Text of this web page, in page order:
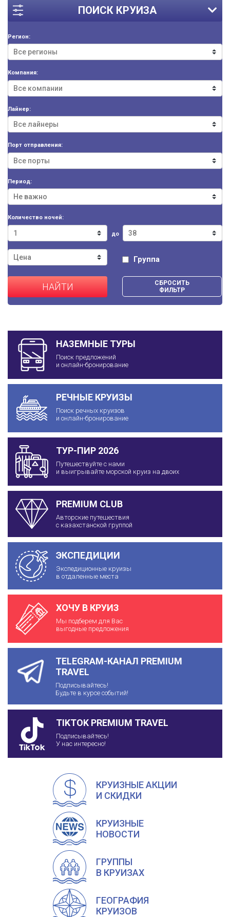
ПОИСК КРУИЗА
Регион:
Компания:
Лайнер:
Порт отправления:
Период:
Количество ночей:
до
Группа
НАЙТИ
СБРОСИТЬ
ФИЛЬТР
НАЗЕМНЫЕ ТУРЫ
Поиск предложений
и онлайн-бронирование
РЕЧНЫЕ КРУИЗЫ
Поиск речных круизов
и онлайн-бронирование
ТУР-ПИР 2026
Путешествуйте с нами
и выигрывайте морской круиз на двоих
PREMIUM CLUB
Авторские путешествия
с казахстанской группой
ЭКСПЕДИЦИИ
Экспедиционные круизы
в отдаленные места
ХОЧУ В КРУИЗ
Мы подберем для Вас
выгодные предложения
TELEGRAM-КАНАЛ PREMIUM
TRAVEL
Подписывайтесь!
Будьте в курсе событий!
TIKTOK PREMIUM TRAVEL
Подписывайтесь!
У нас интересно!
КРУИЗНЫЕ АКЦИИ
И СКИДКИ
КРУИЗНЫЕ
НОВОСТИ
ГРУППЫ
В КРУИЗАХ
ГЕОГРАФИЯ
КРУИЗОВ